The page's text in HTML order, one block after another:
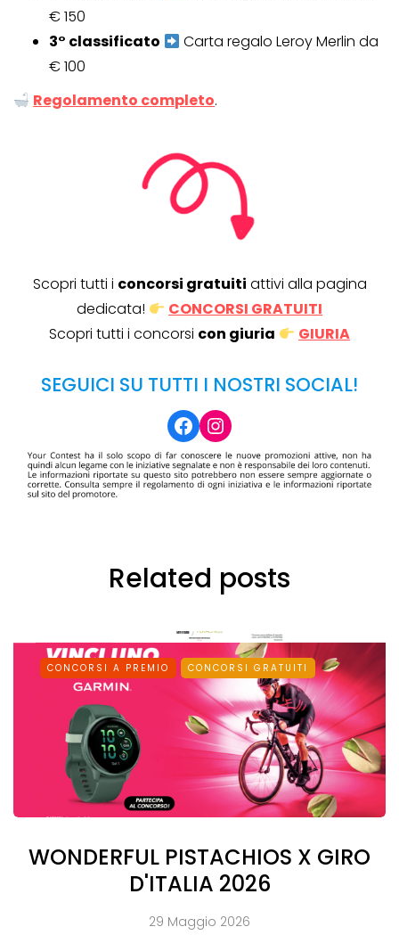
€ 150
3° classificato
Carta regalo Leroy Merlin da
€ 100
Regolamento completo.
Scopri tutti i concorsi gratuiti attivi alla pagina
dedicata!
CONCORSI GRATUITI
Scopri tutti i concorsi con giuria GIURIA
SEGUICI SU TUTTI I NOSTRI SOCIAL!
Facebook
Instagram
Related posts
CONCORSI A PREMIO CONCORSI GRATUITI
WONDERFUL PISTACHIOS X GIRO
D'ITALIA 2026
29 Maggio 2026